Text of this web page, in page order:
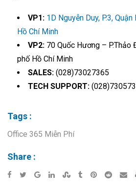
VP1: 1D Nguyễn Duy, P.3,
Hồ Chí Minh
VP2: 70 Quốc Hương – P.Thảo
phố Hồ Chí Minh
SALES: (028)73027365
TECH SUPPORT:
Tags :
Office 365 Miễn Phí
Share :